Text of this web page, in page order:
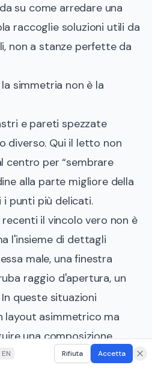
su come arredare una
raccoglie soluzioni utili da
non a stanze perfette da
simmetria non è la
e pareti spezzate
diverso. Qui il letto non
centro per “sembrare
alla parte migliore della
i punti più delicati.
il vincolo vero non è
l'insieme di dettagli
male, una finestra
raggio d'apertura, un
queste situazioni
layout asimmetrico ma
una composizione
nella vita reale.
EN Rifiuta Accetta